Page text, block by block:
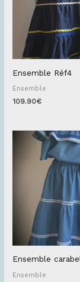
Ensemble Réf4
Ensemble
109.90€
Ensemble
Ensemble